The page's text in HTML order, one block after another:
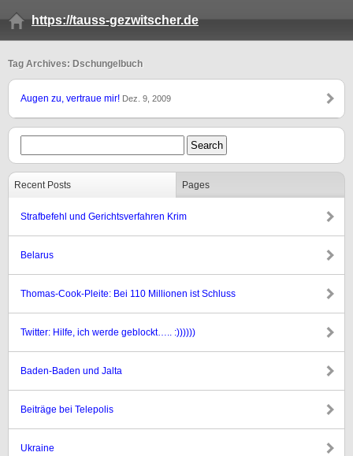
https://tauss-gezwitscher.de
Tag Archives: Dschungelbuch
Augen zu, vertraue mir! Dez. 9, 2009
Recent Posts Pages
Strafbefehl und Gerichtsverfahren Krim
Belarus
Thomas-Cook-Pleite: Bei 110 Millionen ist Schluss
Twitter: Hilfe, ich werde geblockt….. :))))))
Baden-Baden und Jalta
Beiträge bei Telepolis
Ukraine